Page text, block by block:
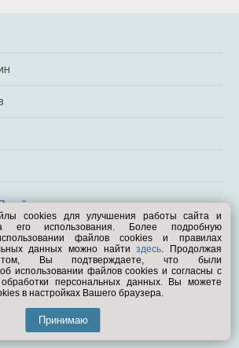
на полную версию
Вам помочь?
© Exist.ru 1998—2026
cookies для улучшения работы сайта и
его использования. Более подробную
файлов cookies и правилах
данных можно найтиздесь. Продолжая
Вы подтверждаете, что были
использовании файлов cookies и согласны с
персональных данных. Вы можете
в настройках Вашего браузера.
Принимаю